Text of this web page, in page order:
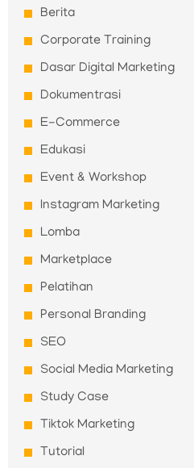
Berita
Corporate Training
Dasar Digital Marketing
Dokumentrasi
E-Commerce
Edukasi
Event & Workshop
Instagram Marketing
Lomba
Marketplace
Pelatihan
Personal Branding
SEO
Social Media Marketing
Study Case
Tiktok Marketing
Tutorial